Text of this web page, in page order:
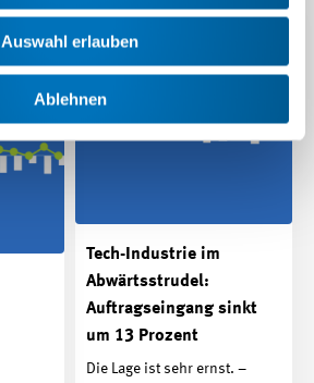
Auswahl erlauben
Ablehnen
Tech-Industrie im
Abwärtsstrudel:
Auftragseingang sinkt
um 13 Prozent
Die Lage ist sehr ernst. –